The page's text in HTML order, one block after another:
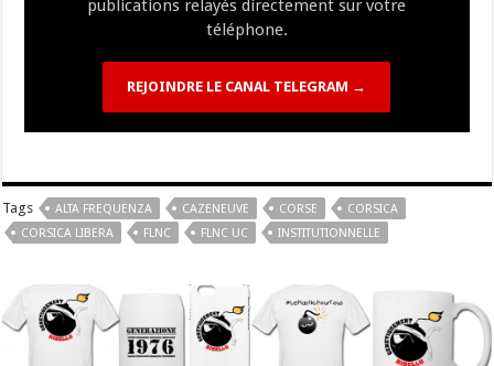
publications relayés directement sur votre
téléphone.
REJOINDRE LE CANAL TELEGRAM →
Tags ALTA FREQUENZA CAZENEUVE CORSE
CORSICA
CORSICA LIBERA
FLNC FLNC UC INSTITUTIONNELLE